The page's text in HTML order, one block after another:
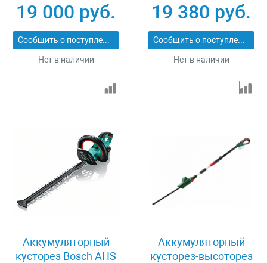
06008B3000
19 000 руб.
Сообщить о поступлении
Нет в наличии
19 380 руб.
Сообщить о поступлении
Нет в наличии
Аккумуляторный
кусторез Bosch AHS
Аккумуляторный
кусторез-высоторез